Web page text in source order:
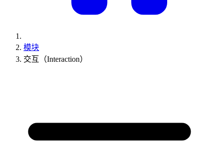
模块
交互（Interaction）